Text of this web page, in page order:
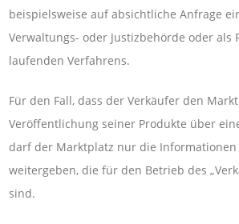
beispielsweise auf absichtliche Anfrage
Verwaltungs- oder Justizbehörde oder als
laufenden Verfahrens.
Für den Fall, dass der Verkäufer den
Veröffentlichung seiner Produkte über
darf der Marktplatz nur die Informationen
weitergeben, die für den Betrieb des
sind.